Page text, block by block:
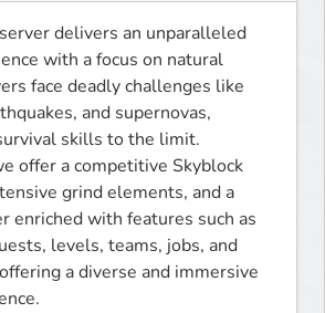
delivers an unparalleled
with a focus on natural
face deadly challenges like
and supernovas,
skills to the limit.
offer a competitive Skyblock
grind elements, and a
enriched with features such as
levels, teams, jobs, and
a diverse and immersive